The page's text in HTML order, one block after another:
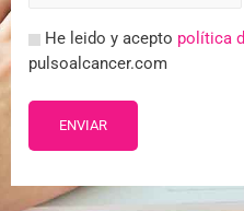
He leido y acepto política
pulsoalcancer.com